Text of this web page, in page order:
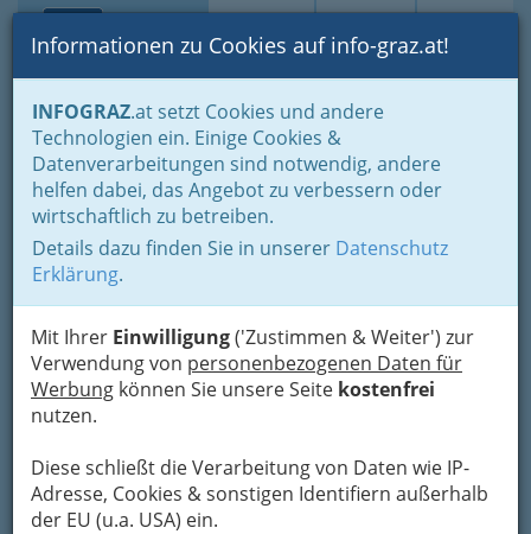
Suche Login Toggle
Informationen zu Cookies auf info-graz.at!
INFOGRAZ.at setzt Cookies und andere
Technologien ein. Einige Cookies &
Datenverarbeitungen sind notwendig, andere
helfen dabei, das Angebot zu verbessern oder
wirtschaftlich zu betreiben.
Details dazu finden Sie in unserer Datenschutz
Erklärung.
Mit Ihrer Einwilligung('Zustimmen & Weiter') zur
Verwendung von personenbezogenen Daten für
Werbung können Sie unsere Seite kostenfrei
nutzen.
Diese schließt die Verarbeitung von Daten wie IP-
Adresse, Cookies & sonstigen Identifiern außerhalb
der EU (u.a. USA) ein.
Home Branchen
Bauen - der Weg zum eigenen Haus
Reinigung & Service
Abfallentsorgung
Schrottwolf
Vinzenz-Muchitsch-Straße 14, 8020 Graz
+43 316 271 181
+43 316 271 181 - 18
Karte
Adresse mit Google Maps anschauen